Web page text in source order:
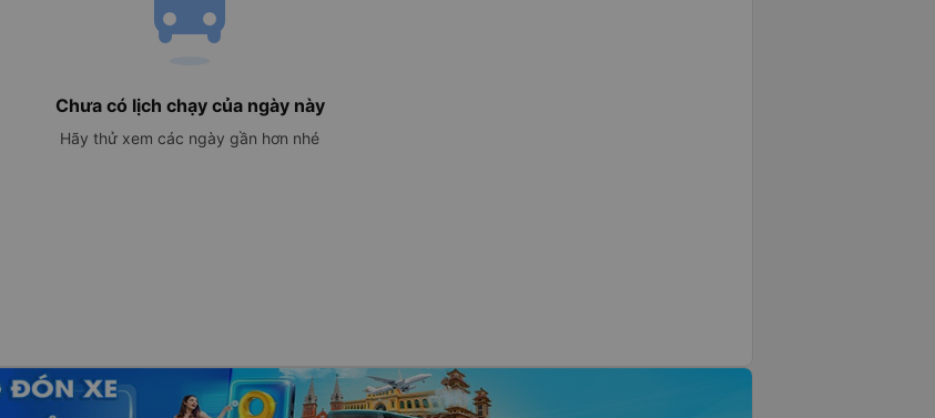
Chưa có lịch chạy của ngày này
Hãy thử xem các ngày gần hơn nhé